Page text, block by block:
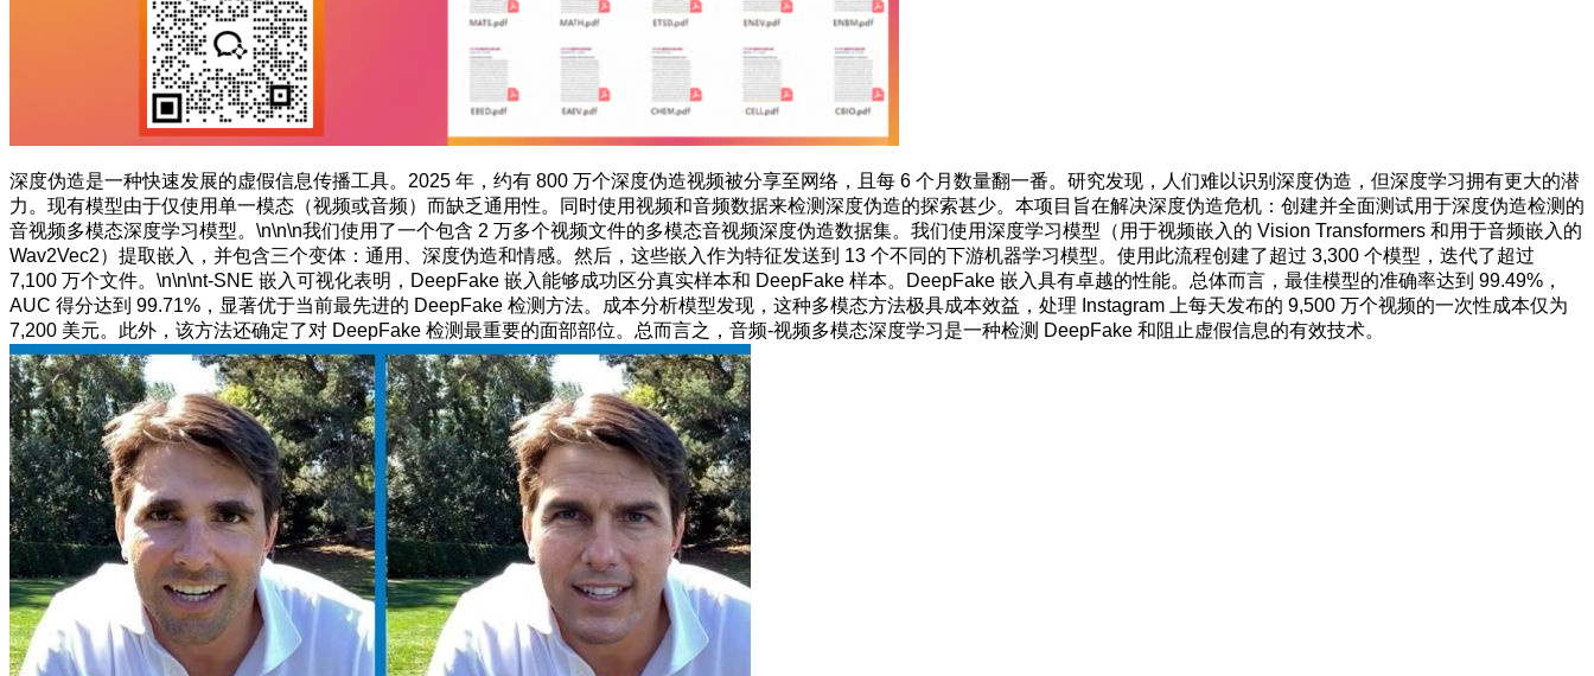
深度伪造是一种快速发展的虚假信息传播工具。2025 年，约有 800 万个深度伪造视频被分享至网络，且每 6 个月数量翻一番。研究发现，人们难以识别深度伪造，但深度学习拥有更大的潜
力。现有模型由于仅使用单一模态（视频或音频）而缺乏通用性。同时使用视频和音频数据来检测深度伪造的探索甚少。本项目旨在解决深度伪造危机：创建并全面测试用于深度伪造检测的
音视频多模态深度学习模型。\n\n\n我们使用了一个包含 2 万多个视频文件的多模态音视频深度伪造数据集。我们使用深度学习模型（用于视频嵌入的 Vision Transformers 和用于音频嵌入的
Wav2Vec2）提取嵌入，并包含三个变体：通用、深度伪造和情感。然后，这些嵌入作为特征发送到 13 个不同的下游机器学习模型。使用此流程创建了超过 3,300 个模型，迭代了超过
7,100 万个文件。\n\n\nt-SNE 嵌入可视化表明，DeepFake 嵌入能够成功区分真实样本和 DeepFake 样本。DeepFake 嵌入具有卓越的性能。总体而言，最佳模型的准确率达到 99.49%，
AUC 得分达到 99.71%，显著优于当前最先进的 DeepFake 检测方法。成本分析模型发现，这种多模态方法极具成本效益，处理 Instagram 上每天发布的 9,500 万个视频的一次性成本仅为
7,200 美元。此外，该方法还确定了对 DeepFake 检测最重要的面部部位。总而言之，音频-视频多模态深度学习是一种检测 DeepFake 和阻止虚假信息的有效技术。